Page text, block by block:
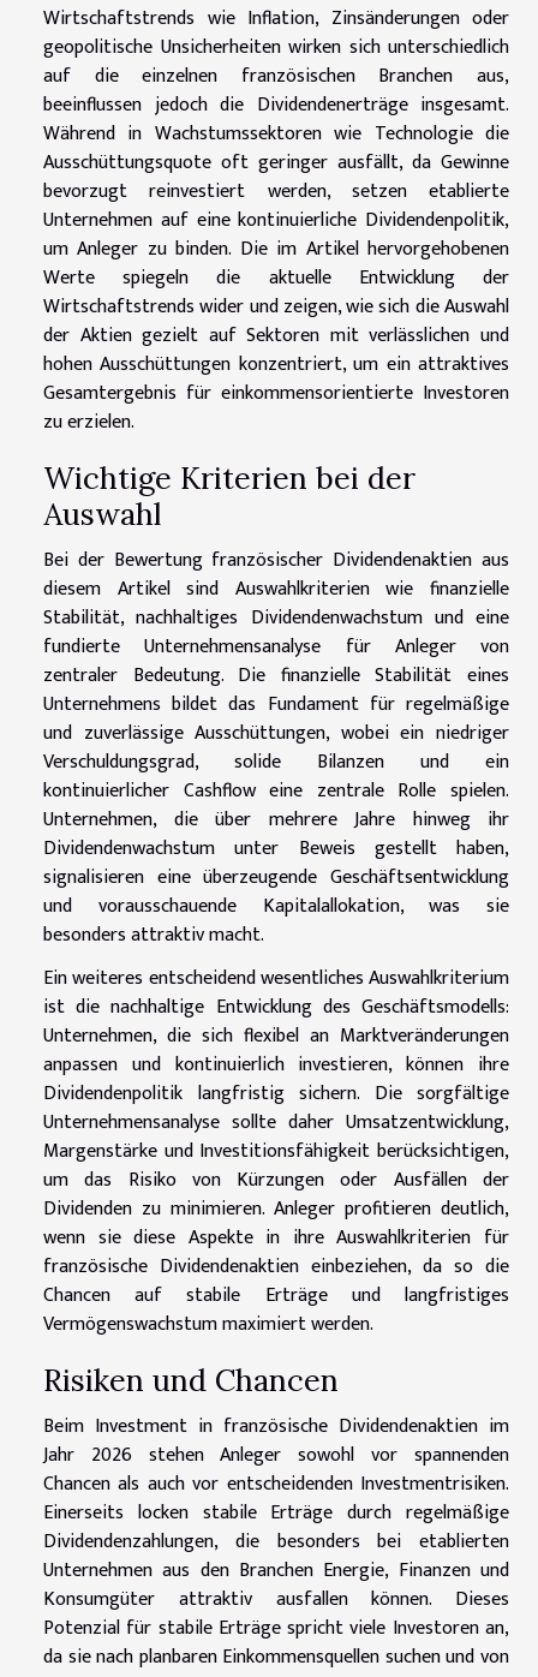
Wirtschaftstrends wie Inflation, Zinsänderungen oder
geopolitische Unsicherheiten wirken sich unterschiedlich
auf die einzelnen französischen Branchen aus,
beeinflussen jedoch die Dividendenerträge insgesamt.
Während in Wachstumssektoren wie Technologie die
Ausschüttungsquote oft geringer ausfällt, da Gewinne
bevorzugt reinvestiert werden, setzen etablierte
Unternehmen auf eine kontinuierliche Dividendenpolitik,
um Anleger zu binden. Die im Artikel hervorgehobenen
Werte spiegeln die aktuelle Entwicklung der
Wirtschaftstrends wider und zeigen, wie sich die Auswahl
der Aktien gezielt auf Sektoren mit verlässlichen und
hohen Ausschüttungen konzentriert, um ein attraktives
Gesamtergebnis für einkommensorientierte Investoren
zu erzielen.
Wichtige Kriterien bei der
Auswahl
Bei der Bewertung französischer Dividendenaktien aus
diesem Artikel sind Auswahlkriterien wie finanzielle
Stabilität, nachhaltiges Dividendenwachstum und eine
fundierte Unternehmensanalyse für Anleger von
zentraler Bedeutung. Die finanzielle Stabilität eines
Unternehmens bildet das Fundament für regelmäßige
und zuverlässige Ausschüttungen, wobei ein niedriger
Verschuldungsgrad, solide Bilanzen und ein
kontinuierlicher Cashflow eine zentrale Rolle spielen.
Unternehmen, die über mehrere Jahre hinweg ihr
Dividendenwachstum unter Beweis gestellt haben,
signalisieren eine überzeugende Geschäftsentwicklung
und vorausschauende Kapitalallokation, was sie
besonders attraktiv macht.
Ein weiteres entscheidend wesentliches Auswahlkriterium
ist die nachhaltige Entwicklung des Geschäftsmodells:
Unternehmen, die sich flexibel an Marktveränderungen
anpassen und kontinuierlich investieren, können ihre
Dividendenpolitik langfristig sichern. Die sorgfältige
Unternehmensanalyse sollte daher Umsatzentwicklung,
Margenstärke und Investitionsfähigkeit berücksichtigen,
um das Risiko von Kürzungen oder Ausfällen der
Dividenden zu minimieren. Anleger profitieren deutlich,
wenn sie diese Aspekte in ihre Auswahlkriterien für
französische Dividendenaktien einbeziehen, da so die
Chancen auf stabile Erträge und langfristiges
Vermögenswachstum maximiert werden.
Risiken und Chancen
Beim Investment in französische Dividendenaktien im
Jahr 2026 stehen Anleger sowohl vor spannenden
Chancen als auch vor entscheidenden Investmentrisiken.
Einerseits locken stabile Erträge durch regelmäßige
Dividendenzahlungen, die besonders bei etablierten
Unternehmen aus den Branchen Energie, Finanzen und
Konsumgüter attraktiv ausfallen können. Dieses
Potenzial für stabile Erträge spricht viele Investoren an,
da sie nach planbaren Einkommensquellen suchen und von